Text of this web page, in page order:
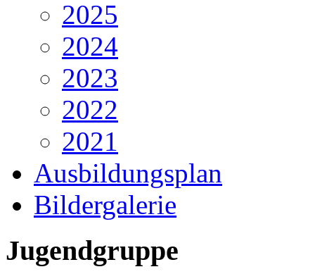
2025
2024
2023
2022
2021
Ausbildungsplan
Bildergalerie
Jugendgruppe